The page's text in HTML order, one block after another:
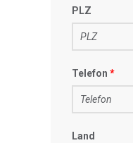
PLZ
Telefon
Land